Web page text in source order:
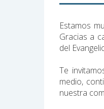
Estamos
Gracias a
del
Te
medio,
nuestra